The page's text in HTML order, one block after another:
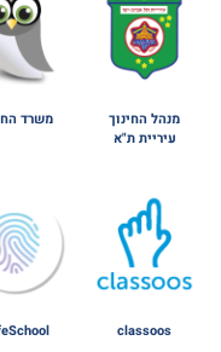
מנהל החינוך
עיריית ת"א
משרד החינוך
classoos
SafeSchool